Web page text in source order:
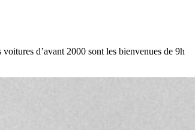
d’avant 2000 sont les bienvenues de 9h